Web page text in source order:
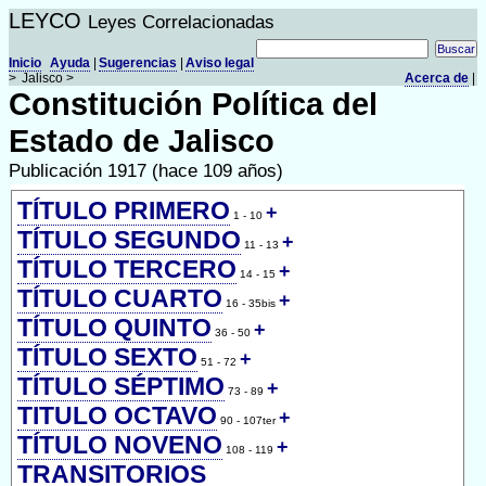
LEYCO Leyes Correlacionadas
Aviso legal
Sugerencias
Ayuda
Acerca de
Inicio
> Jalisco >
Constitución Política del
Estado de Jalisco
Publicación 1917 (hace 109 años)
TÍTULO PRIMERO 1 - 10 +
TÍTULO SEGUNDO 11 - 13 +
TÍTULO TERCERO 14 - 15 +
TÍTULO CUARTO 16 - 35bis +
TÍTULO QUINTO 36 - 50 +
TÍTULO SEXTO 51 - 72 +
TÍTULO SÉPTIMO 73 - 89 +
TITULO OCTAVO 90 - 107ter +
TÍTULO NOVENO 108 - 119 +
TRANSITORIOS